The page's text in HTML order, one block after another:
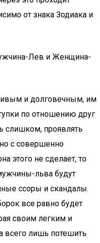
от знака Зодиака и
Лeв и Жeнщинa-
и долговечным, им
по отношению друг
слишком, проявлять
с совершенно
этого не сделает, то
льва будут
ссоры и скандалы.
все равно будет
своим легким и
лишь потешить